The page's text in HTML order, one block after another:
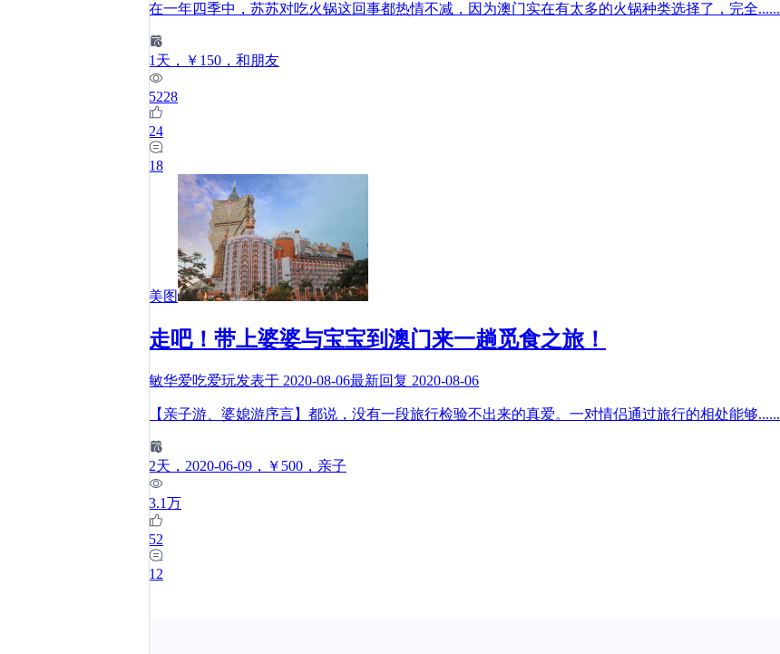
在一年四季中，苏苏对吃火锅这回事都热情不减，因为澳门实在有太多的火锅种类选择了，完全......
1 天 ，￥150 ，和朋友
5228
24
18
美图
走吧！带上婆婆与宝宝到澳门来一趟觅食之旅！
敏华爱吃爱玩发表于 2020-08-06最新回复 2020-08-06
【亲子游、婆媳游序言】都说，没有一段旅行检验不出来的真爱。一对情侣通过旅行的相处能够......
2天 ，2020-06-09 ，￥500 ，亲子
3.1万
52
12